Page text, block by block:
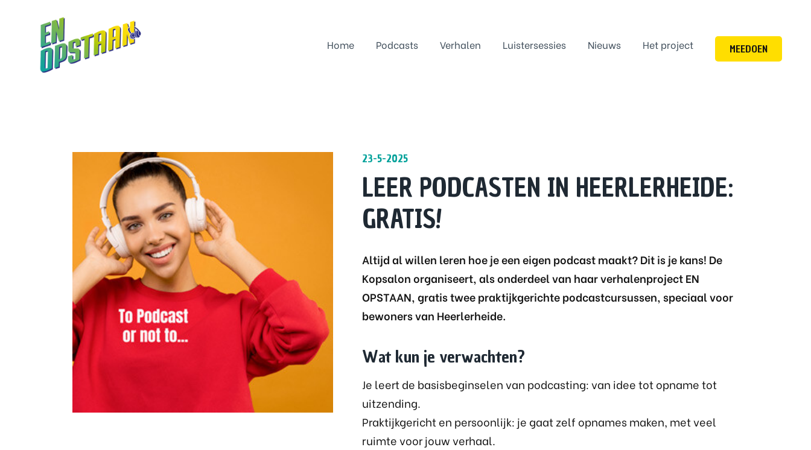
Home Podcasts Verhalen Luistersessies Nieuws Het project MEEDOEN
23-5-2025
LEER PODCASTEN IN HEERLERHEIDE:
GRATIS!
Altijd al willen leren hoe je een eigen podcast maakt? Dit is je kans! De
Kopsalon organiseert, als onderdeel van haar verhalenproject EN
OPSTAAN, gratis twee praktijkgerichte podcastcursussen, speciaal voor
bewoners van Heerlerheide.
Wat kun je verwachten?
Je leert de basisbeginselen van podcasting: van idee tot opname tot
uitzending.
Praktijkgericht en persoonlijk: je gaat zelf opnames maken, met veel
ruimte voor jouw verhaal.